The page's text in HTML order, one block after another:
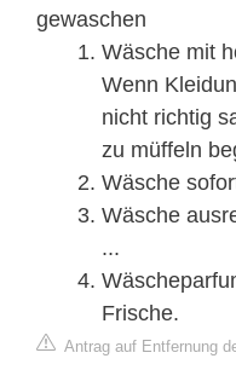
gewaschen
Wäsche mit
Wenn
nicht richtig
zu müffeln
Wäsche
Wäsche
...
Frische.
Antrag auf Entfernung